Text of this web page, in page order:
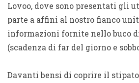
Lovoo, dove sono presentati gli
parte a affini al nostro fianco
informazioni fornite nello buco
(scadenza di far del giorno e
Davanti bensi di coprire il